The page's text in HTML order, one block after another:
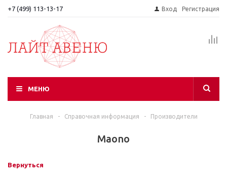
+7 (499) 113-13-17 Вход Регистрация
МЕНЮ
Главная - Справочная информация - Производители
Maono
Вернуться